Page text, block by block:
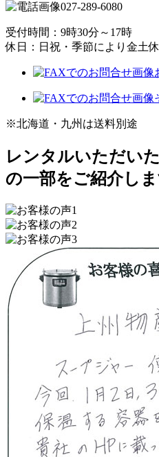
027-289-6080
受付時間：9時30分～17時
休日：日祝・季節により金土
※北海道・九州は送料別途
レンタルいただい
の一部をご紹介し